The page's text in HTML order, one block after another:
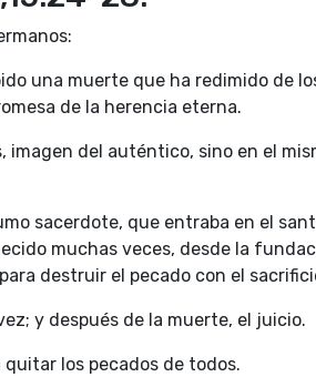
una muerte que ha redimido de
de la herencia eterna.
del auténtico, sino en el
sacerdote, que entraba en el
muchas veces, desde la
destruir el pecado con el
y después de la muerte, el juicio.
quitar los pecados de todos.